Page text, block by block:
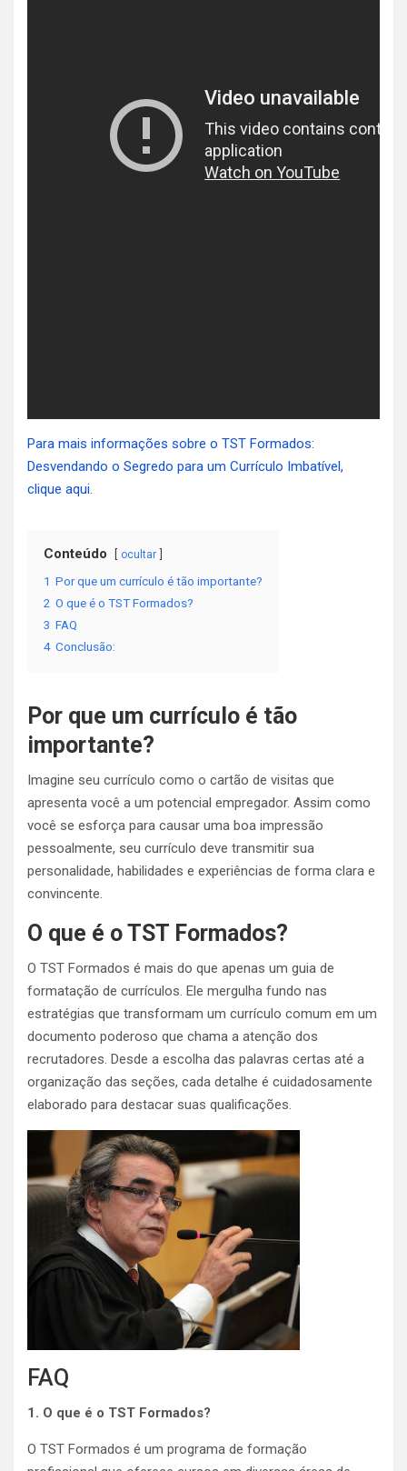
Para mais informações sobre o TST Formados:
Desvendando o Segredo para um Currículo Imbatível,
clique aqui.
Conteúdo ocultar
1 Por que um currículo é tão importante?
2 O que é o TST Formados?
3 FAQ
4 Conclusão:
Por que um currículo é tão
importante?
Imagine seu currículo como o cartão de visitas que
apresenta você a um potencial empregador. Assim como
você se esforça para causar uma boa impressão
pessoalmente, seu currículo deve transmitir sua
personalidade, habilidades e experiências de forma clara e
convincente.
O que é o TST Formados?
O TST Formados é mais do que apenas um guia de
formatação de currículos. Ele mergulha fundo nas
estratégias que transformam um currículo comum em um
documento poderoso que chama a atenção dos
recrutadores. Desde a escolha das palavras certas até a
organização das seções, cada detalhe é cuidadosamente
elaborado para destacar suas qualificações.
FAQ
1. O que é o TST Formados?
O TST Formados é um programa de formação